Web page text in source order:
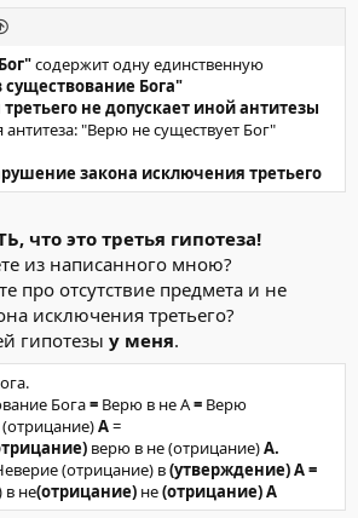
содержит одну единственную
Бога"
не допускает иной антитезы
антитеза: "Верю не существует Бог"
закона исключения третьего
что это третья гипотеза!
из написанного мною?
про отсутствие предмета и не
исключения третьего?
гипотезы у меня.
Бога= Верю в не А= Верю
(отрицание)А=
верю в не (отрицание)А.
(отрицание) в(утверждение)А =
в не(отрицание) не(отрицание)А